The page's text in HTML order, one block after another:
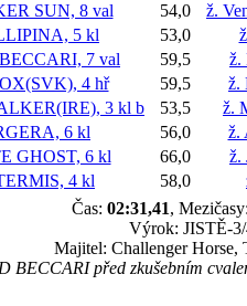
SUN, 8 val 54,0
ž.
5 kl 53,0
7 val 59,5
ž.
4 hř 59,5
ž.
3 kl b 53,5
ž.
6 kl 56,0
ž.
GHOST, 6 kl 66,0
ž.
4 kl 58,0
Čas: 02:31,41,
Výrok: JISTĚ-
Majitel: Challenger Horse,
BECCARI před zkušebním